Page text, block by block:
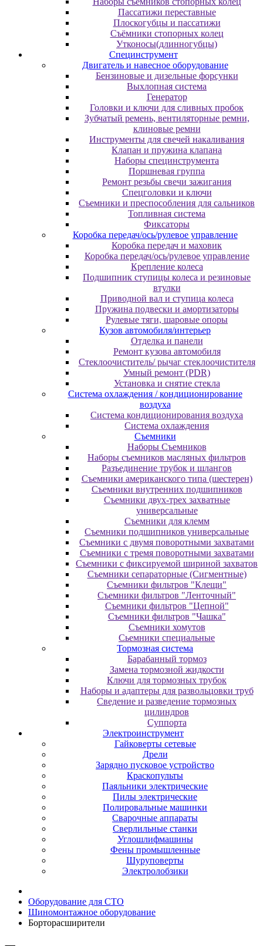
Пассатижи переставные
Плоскогубцы и пассатижи
Съёмники стопорных колец
Утконосы(длинногубцы)
Специнструмент
Двигатель и навесное оборудование
Бензиновые и дизельные форсунки
Выхлопная система
Генератор
Головки и ключи для сливных пробок
Зубчатый ремень, вентиляторные ремни,
клиновые ремни
Инструменты для свечей накаливания
Клапан и пружина клапана
Наборы специнструмента
Поршневая группа
Ремонт резьбы свечи зажигания
Спецголовки и ключи
Съемники и преспособления для сальников
Топливная система
Фиксаторы
Коробка передач/ось/рулевое управление
Коробка передач и маховик
Коробка передач/ось/рулевое управление
Крепление колеса
Подшипник ступицы колеса и резиновые
втулки
Приводной вал и ступица колеса
Пружина подвески и амортизаторы
Рулевые тяги, шаровые опоры
Кузов автомобиля/интерьер
Отделка и панели
Ремонт кузова автомобиля
Стеклоочиститель/ рычаг стеклоочистителя
Умный ремонт (PDR)
Установка и снятие стекла
Система охлаждения / кондиционирование
воздуха
Система кондиционирования воздуха
Система охлаждения
Съемники
Наборы Съемников
Наборы съемников масляных фильтров
Разъединение трубок и шлангов
Съемники американского типа (шестерен)
Съемники внутренних подшипников
Съемники двух-трех захватные
универсальные
Съемники для клемм
Съемники подшипников универсальные
Съемники с двумя поворотными захватами
Съемники с тремя поворотными захватами
Съемники с фиксируемой шириной захватов
Съемники сепараторные (Сигментные)
Съемники фильтров "Клещи"
Съемники фильтров "Ленточный"
Съемники фильтров "Цепной"
Съемники фильтров "Чашка"
Съемники хомутов
Сьемники специальные
Тормозная система
Барабанный тормоз
Замена тормозной жидкости
Ключи для тормозных трубок
Наборы и адаптеры для развольцовки труб
Сведение и разведение тормозных
цилиндров
Суппорта
Электроинструмент
Гайковерты сетевые
Дрели
Зарядно пусковое устройство
Краскопульты
Паяльники электрические
Пилы электрические
Полировальные машинки
Сварочные аппараты
Сверлильные станки
Углошлифмашины
Фены промышленные
Шуруповерты
Электролобзики
Oбopудoвaниe для CTO
Шиномонтажное оборудование
Бopтopacшиpитeли